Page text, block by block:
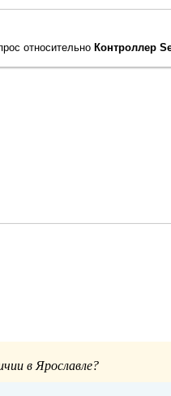
относительно Контроллер
в Ярославле?